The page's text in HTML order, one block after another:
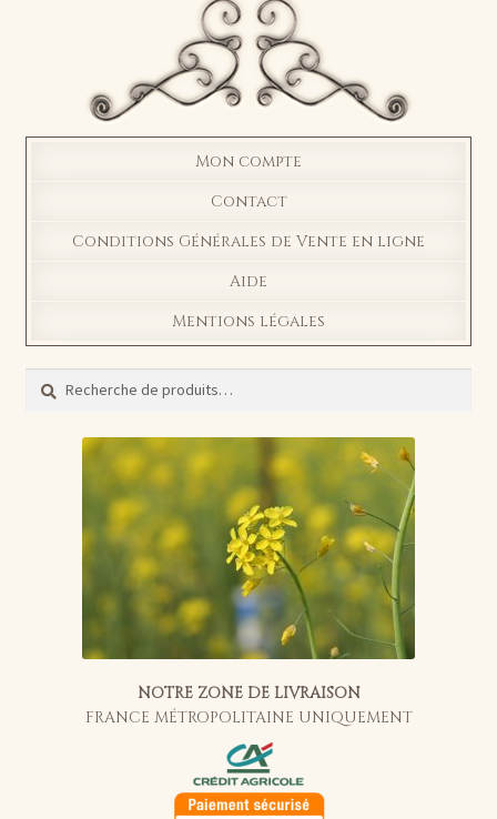
Mon compte
Contact
Conditions Générales de Vente en ligne
Aide
Mentions légales
pour :
Recherche
NOTRE ZONE DE LIVRAISON
FRANCE MÉTROPOLITAINE UNIQUEMENT